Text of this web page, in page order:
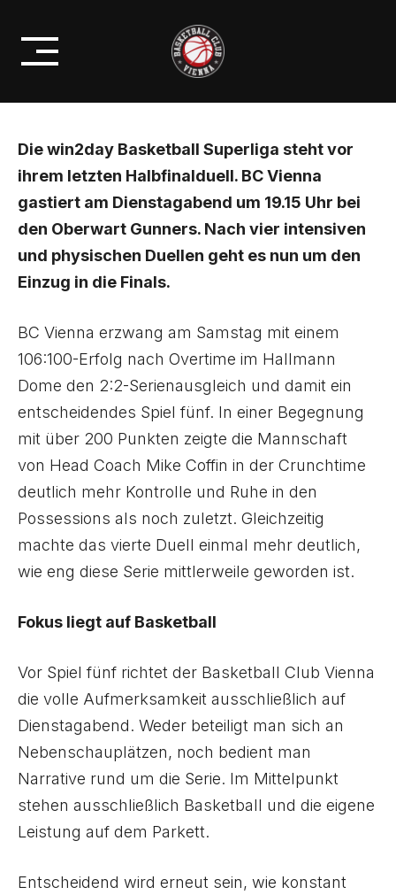
content
PLAYOFFS: ALLES ODER NICHTS
IN OBERWART
Die win2day Basketball Superliga steht vor
ihrem letzten Halbfinalduell. BC Vienna
gastiert am Dienstagabend um 19.15 Uhr bei
den Oberwart Gunners. Nach vier intensiven
und physischen Duellen geht es nun um den
Einzug in die Finals.
BC Vienna erzwang am Samstag mit einem
106:100-Erfolg nach Overtime im Hallmann
Dome den 2:2-Serienausgleich und damit ein
entscheidendes Spiel fünf. In einer Begegnung
mit über 200 Punkten zeigte die Mannschaft
von Head Coach Mike Coffin in der Crunchtime
deutlich mehr Kontrolle und Ruhe in den
Possessions als noch zuletzt. Gleichzeitig
machte das vierte Duell einmal mehr deutlich,
wie eng diese Serie mittlerweile geworden ist.
Fokus liegt auf Basketball
Vor Spiel fünf richtet der Basketball Club Vienna
die volle Aufmerksamkeit ausschließlich auf
Dienstagabend. Weder beteiligt man sich an
Nebenschauplätzen, noch bedient man
Narrative rund um die Serie. Im Mittelpunkt
stehen ausschließlich Basketball und die eigene
Leistung auf dem Parkett.
Entscheidend wird erneut sein, wie konstant